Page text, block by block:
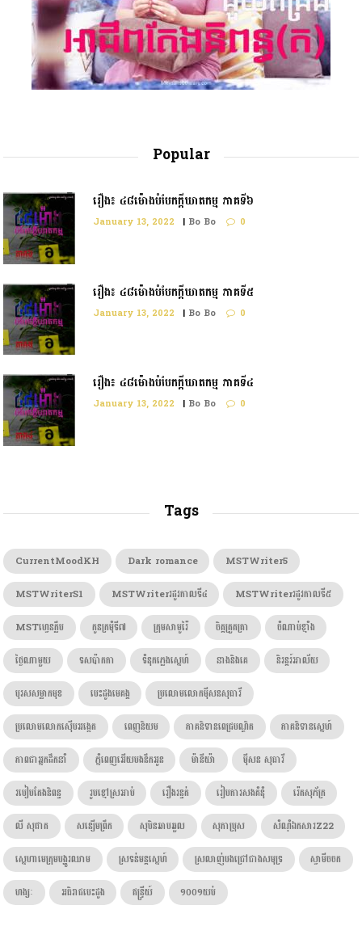
Popular
រឿង៖ ៤៨ម៉ោងបំបែកក្តីឃាតកម្ម ភាគទី៦
January 13, 2022 | Bo Bo 0
រឿង៖ ៤៨ម៉ោងបំបែកក្ដីឃាតកម្ម ភាគទី៥
January 13, 2022 | Bo Bo 0
រឿង៖ ៤៨ម៉ោងបំបែកក្តីឃាតកម្ម ភាគទី៤
January 13, 2022 | Bo Bo 0
Tags
CurrentMoodKH Dark romance
MSTWriter5
MSTWriterS1
MSTWriterរដូវកាលទី៤
MSTWriterរដូវកាលទី៥
MSTហ្វេនក្លឹប
កូនក្រមុំទី៧ ក្រុមសាមូរ៉ៃ ចិត្តត្រួតត្រា
ចំណាប់ខ្មាំង
ថ្ងៃណាមួយ
ទសប៉ាកកា ទំនុកភ្លេងស្នេហ៍ នាងនិងគេ
និរន្តរ៍អាល័យ
បុរសសម្លាកមុខ
បេះដូងមេគង្គ
ប្រលោមលោកម៉ីសនសុធារី
ប្រលោមលោកស៊ើបអង្កេត
ពេញនិយម ភាគនិទានពេជ្របណ្ឌិត
ភាគនិទានស្នេហ៍
ភាពជាអ្នកដឹកនាំ
ភ្នំពេញអើយបងនឹកអូន ម៉ានីយ៉ា
ម៉ីសន សុធារី
របៀបតែងនិពន្ធ
រូបខ្មៅស្រអាប់ រឿងរន្ធត់ រៀបការសងគំនុំ
រ៉េតសុភ័ក្រ
លី សុផាត
សន្សើមព្រឹក សុបិនឆាបឆួល សុភាប្រុស
សំណុំឯកសារZ22
ស្នេហាមេក្រុមបង្ហូរឈាម
ស្រទន់មន្តស្នេហ៍ ស្រលាញ់បងជ្រៅជាងសមុទ្រ
ស្វាមីចចក
ហង្សៈ​
អធិរាជបេះដូង ឥន្រ្ទីយ៍ ១០០១យប់